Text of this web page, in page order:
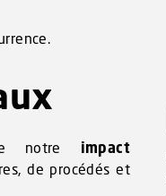
notre impact
de procédés et